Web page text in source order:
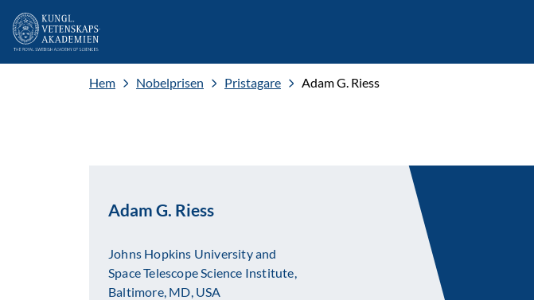
Hem Nobelprisen Pristagare Adam G. Riess
Adam G. Riess
Johns Hopkins University and
Space Telescope Science Institute,
Baltimore, MD, USA